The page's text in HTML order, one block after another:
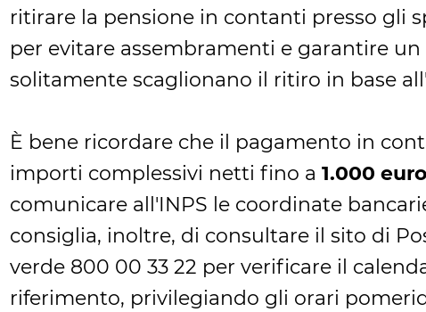
ritirare la pensione in contanti presso gli
per evitare assembramenti e garantire
solitamente scaglionano il ritiro in base
È bene ricordare che il pagamento in
importi complessivi netti fino a 1.000 euro
comunicare all'INPS le coordinate
consiglia, inoltre, di consultare il sito di
verde 800 00 33 22 per verificare il
riferimento, privilegiando gli orari